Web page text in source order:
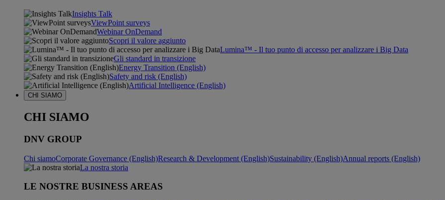
Insights Talk
ViewPoint surveys
Webinar OnDemand
Scopri il valore aggiunto
Lumina™ - Il tuo punto di accesso per analizzare i Big Data
Gli standard in transizione
Energy Transition (English)
Safety and risk (English)
Artificial Intelligence (English)
CHI SIAMO
CHI SIAMO
DNV GROUP
Chi siamoCorporate Governance (English)Research & Development (English)Sustainability (English)Annual reports (English)
La nostra storia
LE NOSTRE BUSINESS AREAS